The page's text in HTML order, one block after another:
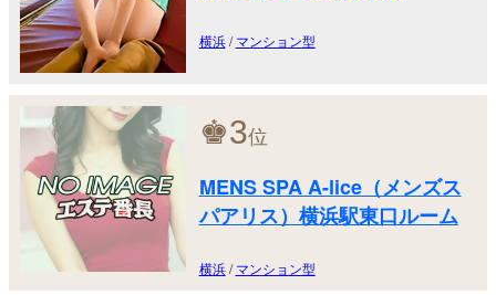
横浜/マンション型
♚3位
MENS SPA A-lice（メンズス
パアリス）横浜駅東口ルーム
横浜/マンション型